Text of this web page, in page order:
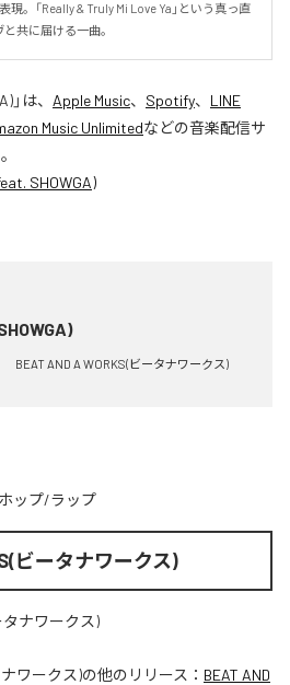
。「Really & Truly Mi Love Ya」という真っ直
共に届ける一曲。
」は、 Apple Music、 Spotify、 LINE
Music Unlimitedなどの音楽配信サ
SHOWGA)
BEAT AND A WORKS(ビータナワークス)
ップ/ラップ
ビータナワークス)
ナワークス)の他のリリース： BEAT AND